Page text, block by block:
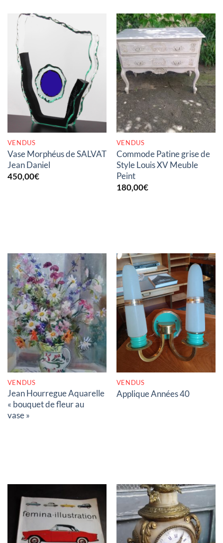
RUPTURE DE STOCK
VENDUS
Vase Morphéus de SALVAT
Jean Daniel
450,00€
RUPTURE DE STOCK
VENDUS
Commode Patine grise de
Style Louis XV Meuble
Peint
180,00€
RUPTURE DE STOCK
VENDUS
Jean Hourregue Aquarelle
« bouquet de fleur au
vase »
RUPTURE DE STOCK
VENDUS
Applique Années 40